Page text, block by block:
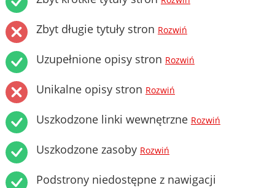
Zbyt długie tytuły stron Rozwiń
Uzupełnione opisy stron Rozwiń
Unikalne opisy stron Rozwiń
Uszkodzone linki wewnętrzne Rozwiń
Uszkodzone zasoby Rozwiń
Podstrony niedostępne z nawigacji